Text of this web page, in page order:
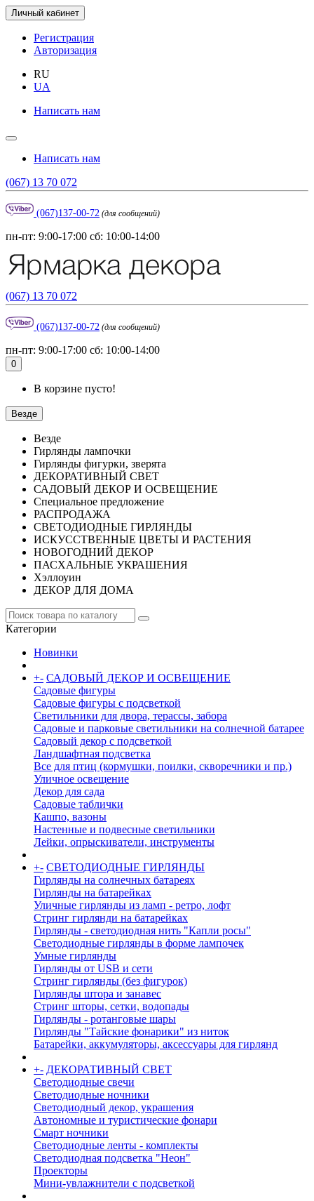
Личный кабинет
Регистрация
Авторизация
RU
UA
Написать нам
Написать нам
(067) 13 70 072
(067)137-00-72 (для сообщений)
пн-пт: 9:00-17:00 сб: 10:00-14:00
(067) 13 70 072
(067)137-00-72 (для сообщений)
пн-пт: 9:00-17:00 сб: 10:00-14:00
0
В корзине пусто!
Везде
Везде
Гирлянды лампочки
Гирлянды фигурки, зверята
ДЕКОРАТИВНЫЙ СВЕТ
САДОВЫЙ ДЕКОР И ОСВЕЩЕНИЕ
Специальное предложение
РАСПРОДАЖА
СВЕТОДИОДНЫЕ ГИРЛЯНДЫ
ИСКУССТВЕННЫЕ ЦВЕТЫ И РАСТЕНИЯ
НОВОГОДНИЙ ДЕКОР
ПАСХАЛЬНЫЕ УКРАШЕНИЯ
Хэллоуин
ДЕКОР ДЛЯ ДОМА
Категории
Новинки
+- САДОВЫЙ ДЕКОР И ОСВЕЩЕНИЕ
Садовые фигуры
Садовые фигуры с подсветкой
Светильники для двора, терассы, забора
Садовые и парковые светильники на солнечной батарее
Садовый декор с подсветкой
Ландшафтная подсветка
Все для птиц (кормушки, поилки, скворечники и пр.)
Уличное освещение
Декор для сада
Садовые таблички
Кашпо, вазоны
Настенные и подвесные светильники
Лейки, опрыскиватели, инструменты
+- СВЕТОДИОДНЫЕ ГИРЛЯНДЫ
Гирлянды на солнечных батареях
Гирлянды на батарейках
Уличные гирлянды из ламп - ретро, лофт
Стринг гирлянди на батарейках
Гирлянды - светодиодная нить "Капли росы"
Светодиодные гирлянды в форме лампочек
Умные гирлянды
Гирлянды от USB и сети
Стринг гирлянды (без фигурок)
Гирлянды штора и занавес
Стринг шторы, сетки, водопады
Гирлянды - ротанговые шары
Гирлянды "Тайские фонарики" из ниток
Батарейки, аккумуляторы, аксессуары для гирлянд
+- ДЕКОРАТИВНЫЙ СВЕТ
Светодиодные свечи
Светодиодные ночники
Светодиодный декор, украшения
Автономные и туристические фонари
Смарт ночники
Светодиодные ленты - комплекты
Светодиодная подсветка "Неон"
Проекторы
Мини-увлажнители с подсветкой